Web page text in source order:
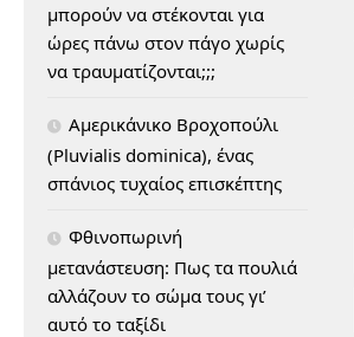
μπορούν να στέκονται για
ώρες πάνω στον πάγο χωρίς
να τραυματίζονται;;;
Αμερικάνικο Βροχοπούλι
(Pluvialis dominica), ένας
σπάνιος τυχαίος επισκέπτης
Φθινοπωρινή
μετανάστευση: Πως τα πουλιά
αλλάζουν το σώμα τους γι’
αυτό το ταξίδι